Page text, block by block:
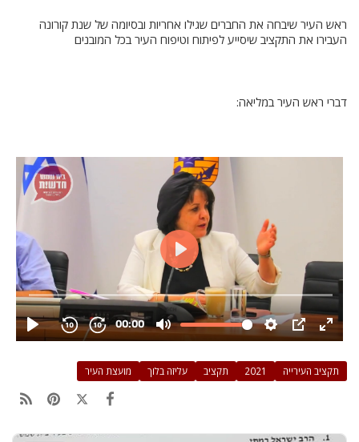
ראש העיר שיבחה את החברים שגילו אחריות ובסיומה של שנת קורונה
העבירו את התקציב שיסייע לפיתוח וטיפוח העיר בכל המובנים
דברי ראש העיר במליאה:
תקציב העירייה 2021 תקציב עליזה בלוך מועצת העיר